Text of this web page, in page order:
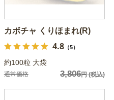
カボチャ くりほまれ(R)
4.8（5）
約100粒 大袋
通常価格 3,806円(税込)